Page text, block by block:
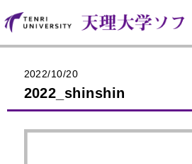
2022/10/20
2022_shinshin